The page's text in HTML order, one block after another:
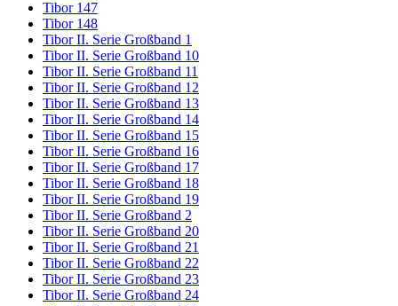
Tibor 147
Tibor 148
Tibor II. Serie Großband 1
Tibor II. Serie Großband 10
Tibor II. Serie Großband 11
Tibor II. Serie Großband 12
Tibor II. Serie Großband 13
Tibor II. Serie Großband 14
Tibor II. Serie Großband 15
Tibor II. Serie Großband 16
Tibor II. Serie Großband 17
Tibor II. Serie Großband 18
Tibor II. Serie Großband 19
Tibor II. Serie Großband 2
Tibor II. Serie Großband 20
Tibor II. Serie Großband 21
Tibor II. Serie Großband 22
Tibor II. Serie Großband 23
Tibor II. Serie Großband 24